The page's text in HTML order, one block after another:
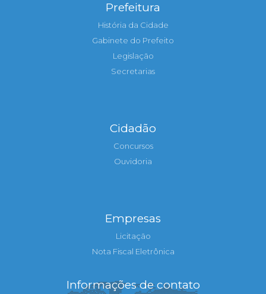
Prefeitura
História da Cidade
Gabinete do Prefeito
Legislação
Secretarias
Cidadão
Concursos
Ouvidoria
Empresas
Licitação
Nota Fiscal Eletrônica
Informações de contato